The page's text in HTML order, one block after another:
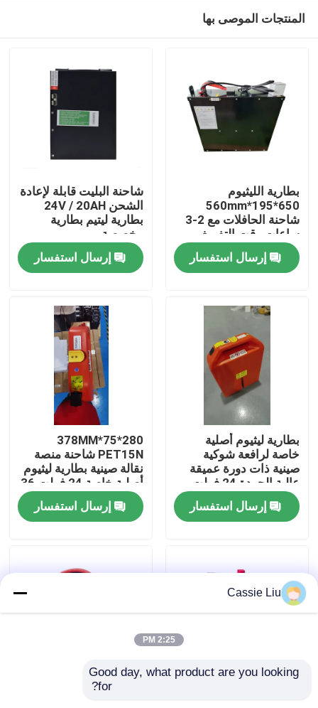
منتجات
معلومات عنا
جولة في المعمل
رقابة جودة
اطلب اقتباس
بطارية الليثيوم رافعة شوكية
بطارية ليثيوم أيون رافعة شوكية كهربائية
المنتجات الموصى بها
بطارية الليثيوم
650*195*560mm
شاحنة الحافلات مع 2-3
ساعات وقت التفريغ
للعمليات
إرسال استفسار
شاحنة البليت قابلة لإعادة
الشحن 24V / 20AH
بطارية ليتيم بطارية
مخصصة
إرسال استفسار
بطارية ليثيوم أصلية
خاصة لرافعة شوكية
صينية ذات دورة عميقة
عالية الجودة 24 فولت
36 أمبير في الساعة
لرافعة شوكية منصات
نقالة PET15N
إرسال استفسار
280*75*378MM
PET15N شاحنة منصة
نقالة صينية بطارية ليثيوم
أصلية خاصة 24 فولت 36
أمبير
إرسال استفسار
Cassie Liu
2:25 PM
Good day, what product are you looking
for?